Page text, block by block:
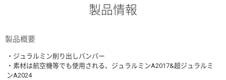
製品情報
製品概要
・ジュラルミン削り出しバンパー
・素材は航空機等でも使用される、ジュラルミンA2017&超ジュラルミ
ンA2024